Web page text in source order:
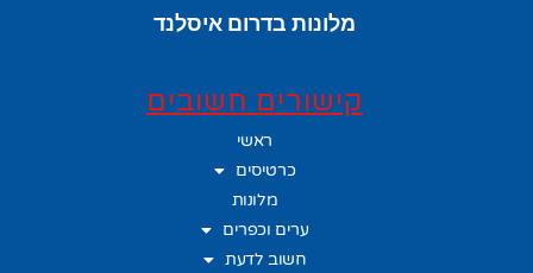
מלונות בדרום איסלנד
קישורים חשובים
ראשי
כרטיסים
מלונות
ערים וכפרים
חשוב לדעת